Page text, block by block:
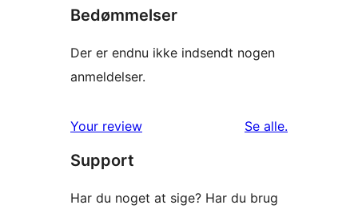
Bedømmelser
Der er endnu ikke indsendt nogen
anmeldelser.
Your review Se alleanmeldelser
.
Support
Har du noget at sige? Har du brug